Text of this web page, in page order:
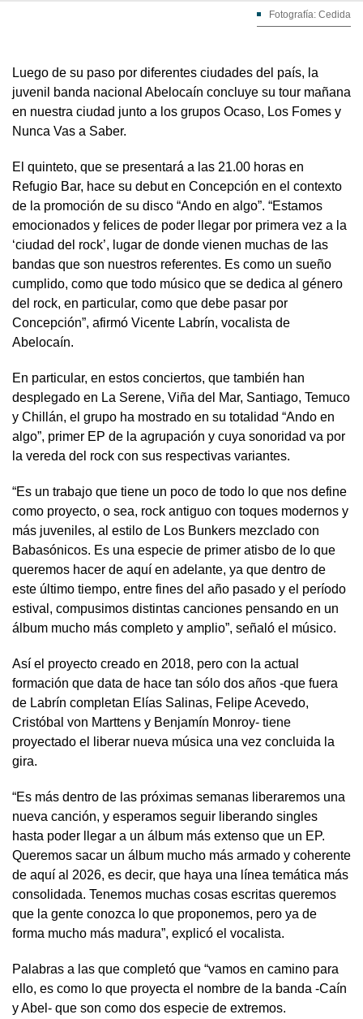
Fotografía: Cedida
Luego de su paso por diferentes ciudades del país, la
juvenil banda nacional Abelocaín concluye su tour mañana
en nuestra ciudad junto a los grupos Ocaso, Los Fomes y
Nunca Vas a Saber.
El quinteto, que se presentará a las 21.00 horas en
Refugio Bar, hace su debut en Concepción en el contexto
de la promoción de su disco “Ando en algo”. “Estamos
emocionados y felices de poder llegar por primera vez a la
‘ciudad del rock’, lugar de donde vienen muchas de las
bandas que son nuestros referentes. Es como un sueño
cumplido, como que todo músico que se dedica al género
del rock, en particular, como que debe pasar por
Concepción”, afirmó Vicente Labrín, vocalista de
Abelocaín.
En particular, en estos conciertos, que también han
desplegado en La Serene, Viña del Mar, Santiago, Temuco
y Chillán, el grupo ha mostrado en su totalidad “Ando en
algo”, primer EP de la agrupación y cuya sonoridad va por
la vereda del rock con sus respectivas variantes.
“Es un trabajo que tiene un poco de todo lo que nos define
como proyecto, o sea, rock antiguo con toques modernos y
más juveniles, al estilo de Los Bunkers mezclado con
Babasónicos. Es una especie de primer atisbo de lo que
queremos hacer de aquí en adelante, ya que dentro de
este último tiempo, entre fines del año pasado y el período
estival, compusimos distintas canciones pensando en un
álbum mucho más completo y amplio”, señaló el músico.
Así el proyecto creado en 2018, pero con la actual
formación que data de hace tan sólo dos años -que fuera
de Labrín completan Elías Salinas, Felipe Acevedo,
Cristóbal von Marttens y Benjamín Monroy- tiene
proyectado el liberar nueva música una vez concluida la
gira.
“Es más dentro de las próximas semanas liberaremos una
nueva canción, y esperamos seguir liberando singles
hasta poder llegar a un álbum más extenso que un EP.
Queremos sacar un álbum mucho más armado y coherente
de aquí al 2026, es decir, que haya una línea temática más
consolidada. Tenemos muchas cosas escritas queremos
que la gente conozca lo que proponemos, pero ya de
forma mucho más madura”, explicó el vocalista.
Palabras a las que completó que “vamos en camino para
ello, es como lo que proyecta el nombre de la banda -Caín
y Abel- que son como dos especie de extremos.